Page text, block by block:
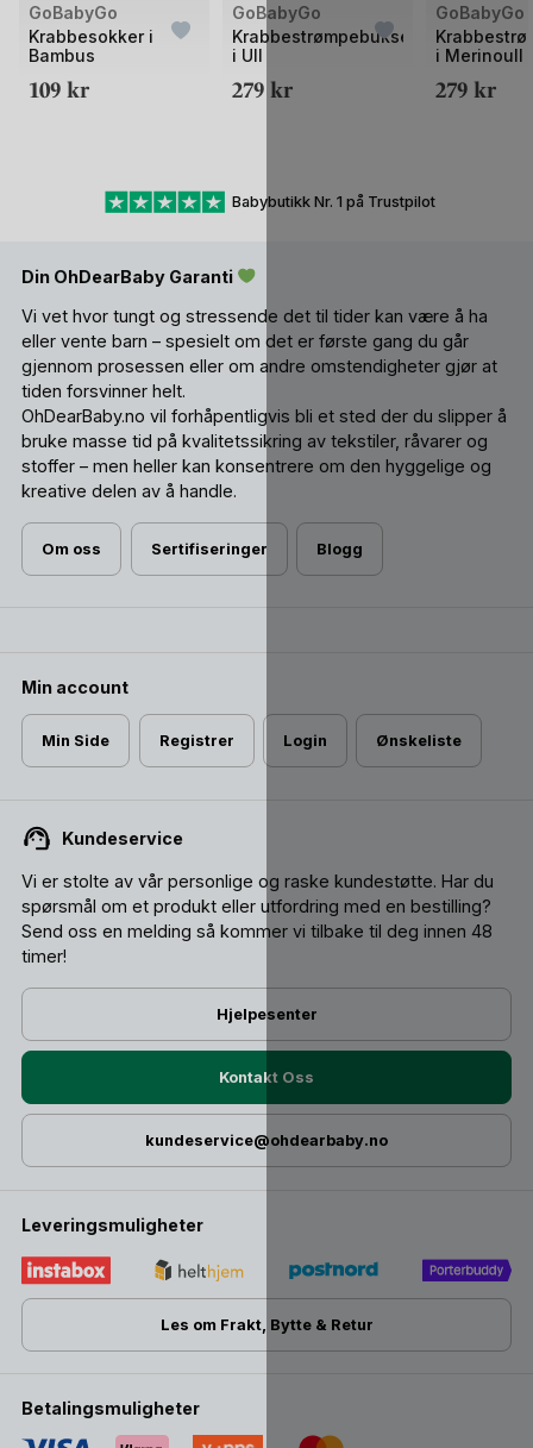
Bilde
av
GoBabyGo
Krabbesokker i
Bambus
109 kr
GoBabyGo
Krabbestrømpebukser
i Ull
279 kr
Bilde
av
2
GoBabyGo
i Merinoull
279 kr
Babybutikk Nr. 1 på Trustpilot
Din OhDearBaby Garanti
Vi vet hvor tungt og stressende det til tider kan være å ha
eller vente barn – spesielt om det er første gang du går
gjennom prosessen eller om andre omstendigheter gjør at
tiden forsvinner helt.
OhDearBaby.no vil forhåpentligvis bli et sted der du slipper å
bruke masse tid på kvalitetssikring av tekstiler, råvarer og
stoffer – men heller kan konsentrere om den hyggelige og
kreative delen av å handle.
Om oss Sertifiseringer Blogg
Min account
Min Side Registrer Login Ønskeliste
Kundeservice
Vi er stolte av vår personlige og raske kundestøtte. Har du
spørsmål om et produkt eller utfordring med en bestilling?
Send oss ​​en melding så kommer vi tilbake til deg innen 48
timer!
Hjelpesenter
Kontakt Oss
kundeservice@ohdearbaby.no
Leveringsmuligheter
Les om Frakt, Bytte & Retur
Betalingsmuligheter